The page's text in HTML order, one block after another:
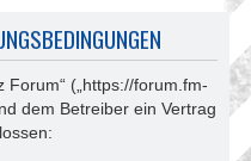
(„https://forum.fm-
dem Betreiber ein Vertrag